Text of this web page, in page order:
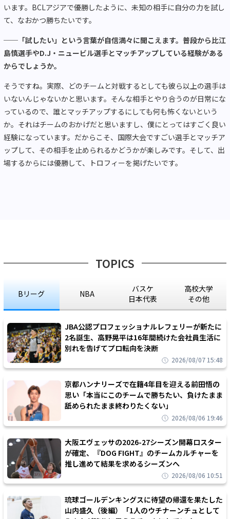
います。BCLアジアで優勝したように、未知の相手に自分の力を試し
て、なおかつ勝ちたいです。
──「試したい」という言葉が自信満々に聞こえます。普段から比江
島慎選手やD.J・ニュービル選手とマッチアップしている経験がある
からでしょうか。
そうですね。実際、どのチームと対戦するとしても彼ら以上の選手は
いないんじゃないかと思います。そんな相手とやり合うのが日常にな
っているので、誰とマッチアップするにしても何も怖くないという
か。それはチームのおかげだと思いますし、僕にとってはすごく良い
経験になっています。だからこそ、国際大会ですごい選手とマッチア
ップして、その相手を止められるかどうかが楽しみです。そして、出
場するからには優勝して、トロフィーを掲げたいです。
TOPICS
Bリーグ NBA
バスケ
日本代表
高校大学
その他
JBA公認プロフェッショナルレフェリーが新たに
2名誕生、高野晃平は16年間続けた会社員生活に
別れを告げてプロ転向を決断
2026/08/07 15:48
京都ハンナリーズで在籍4年目を迎える前田悟の
思い「本当にこのチームで勝ちたい、負けたまま
舐められたまま終わりたくない」
2026/08/06 19:46
大阪エヴェッサの2026-27シーズン開幕ロスター
が確定、『DOG FIGHT』のチームカルチャーを
推し進めて結果を求めるシーズンへ
2026/08/06 10:51
琉球ゴールデンキングスに待望の帰還を果たした
山内盛久（後編）「1人のウチナーンチュとして